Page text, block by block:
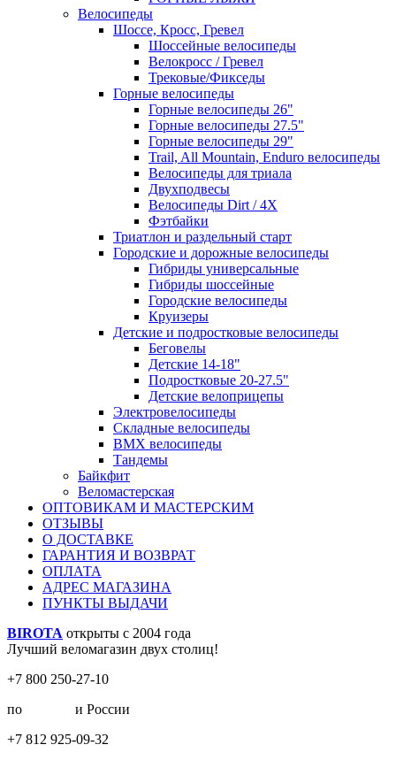
Велосипеды
Шоссе, Кросс, Гревел
Шоссейные велосипеды
Велокросс / Гревел
Трековые/Фикседы
Горные велосипеды
Горные велосипеды 26"
Горные велосипеды 27.5"
Горные велосипеды 29"
Trail, All Mountain, Enduro велосипеды
Велосипеды для триала
Двухподвесы
Велосипеды Dirt / 4X
Фэтбайки
Триатлон и раздельный старт
Городские и дорожные велосипеды
Гибриды универсальные
Гибриды шоссейные
Городские велосипеды
Круизеры
Детские и подростковые велосипеды
Беговелы
Детские 14-18"
Подростковые 20-27.5"
Детские велоприцепы
Электровелосипеды
Складные велосипеды
BMX велосипеды
Тандемы
Байкфит
Веломастерская
ОПТОВИКАМ И МАСТЕРСКИМ
ОТЗЫВЫ
О ДОСТАВКЕ
ГАРАНТИЯ И ВОЗВРАТ
ОПЛАТА
АДРЕС МАГАЗИНА
ПУНКТЫ ВЫДАЧИ
BIROTA открыты с 2004 года
Лучший веломагазин двух столиц!
+7 800 250-27-10
по
и России
+7 812 925-09-32